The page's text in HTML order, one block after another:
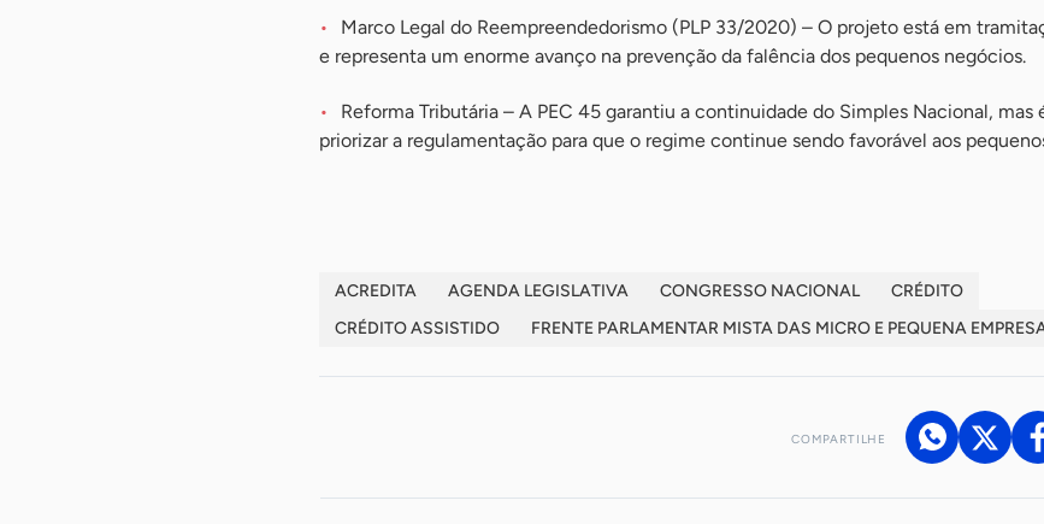
Marco Legal do Reempreendedorismo (PLP 33/2020) – O projeto está em
e representa um enorme avanço na prevenção da falência dos pequenos negócios.
Reforma Tributária – A PEC 45 garantiu a continuidade do Simples Nacional, mas
priorizar a regulamentação para que o regime continue sendo favorável aos
ACREDITA AGENDA LEGISLATIVA CONGRESSO NACIONAL
CRÉDITO
CRÉDITO ASSISTIDO
FRENTE PARLAMENTAR MISTA DAS MICRO E PEQUENA
COMPARTILHE